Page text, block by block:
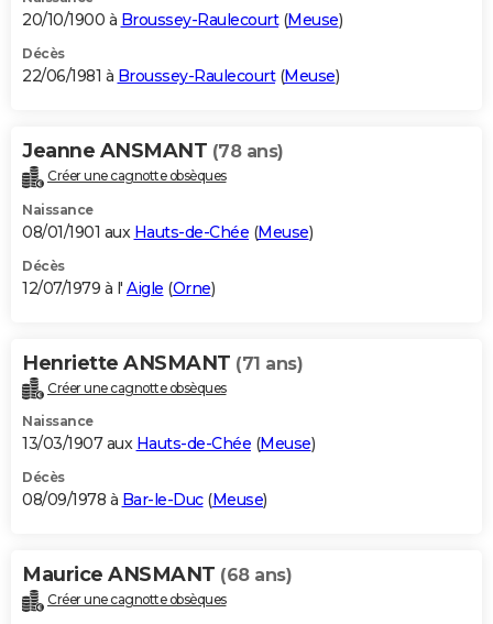
20/10/1900 à Broussey-Raulecourt(Meuse)
Décès
22/06/1981 à Broussey-Raulecourt(Meuse)
Jeanne ANSMANT (78 ans)
Créer une cagnotte obsèques
Naissance
08/01/1901 aux Hauts-de-Chée (Meuse)
Décès
12/07/1979 à l' Aigle (Orne)
Henriette ANSMANT (71 ans)
Créer une cagnotte obsèques
Naissance
13/03/1907 aux Hauts-de-Chée (Meuse)
Décès
08/09/1978 à Bar-le-Duc(Meuse)
Maurice ANSMANT (68 ans)
Créer une cagnotte obsèques